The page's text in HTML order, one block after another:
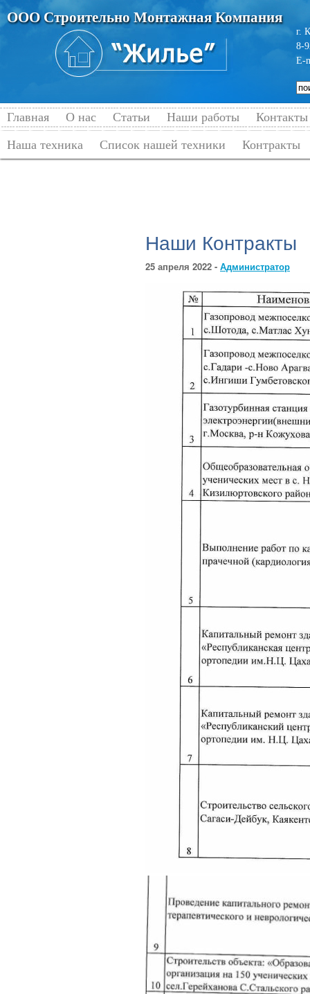
ООО Строительно Монтажная Компания
г.
8-
E-
Главная О нас Статьи Наши работы
Контакты
Наша техника
Список нашей техники Контракты
Наши Контракты
25 апреля 2022 - Администратор